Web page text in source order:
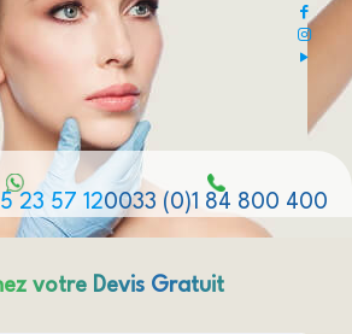
23 57 120033 (0)1 84 800 400
votre Devis Gratuit